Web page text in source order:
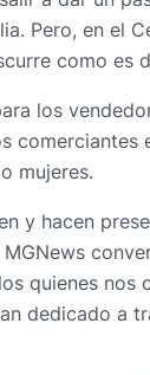
Pero, en el
como es
los
comerciantes
mujeres.
y hacen
quienes nos
dedicado a